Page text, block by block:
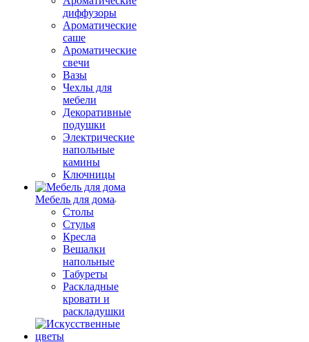
диффузоры
Ароматические
саше
Ароматические
свечи
Вазы
Чехлы для
мебели
Декоративные
подушки
Электрические
напольные
камины
Ключницы
Мебель для дома
Столы
Стулья
Кресла
Вешалки
напольные
Табуреты
Раскладные
кровати и
раскладушки